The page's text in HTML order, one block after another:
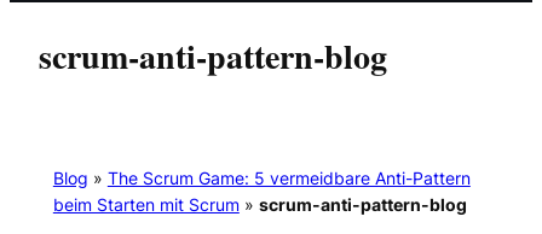
scrum-anti-pattern-blog
Blog » The Scrum Game: 5 vermeidbare Anti-Pattern
beim Starten mit Scrum» scrum-anti-pattern-blog